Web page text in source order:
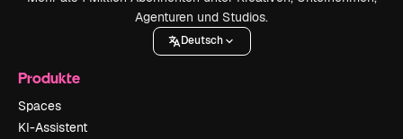
Agenturen und Studios.
Deutsch
Produkte
Spaces
KI-Assistent